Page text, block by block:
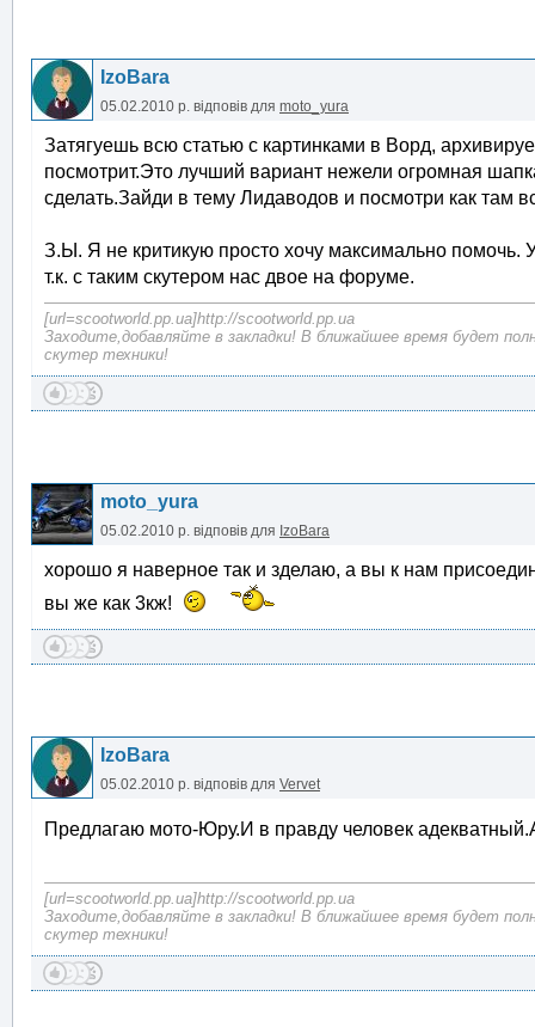
IzoBara
05.02.2010 р. відповів для moto_yura
Затягуешь всю статью с картинками в Ворд,
посмотрит.Это лучший вариант нежели огромная
сделать.Зайди в тему Лидаводов и посмотри как там
З.Ы. Я не критикую просто хочу максимально помочь.
т.к. с таким скутером нас двое на форуме.
[url=scootworld.pp.ua]http://scootworld.pp.ua
Заходите,добавляйте в закладки! В ближайшее время будет
скутер техники!
moto_yura
05.02.2010 р. відповів для IzoBara
хорошо я наверное так и зделаю, а вы к нам
вы же как 3кж!
IzoBara
05.02.2010 р. відповів для Vervet
Предлагаю мото-Юру.И в правду человек
[url=scootworld.pp.ua]http://scootworld.pp.ua
Заходите,добавляйте в закладки! В ближайшее время будет
скутер техники!